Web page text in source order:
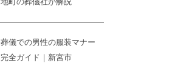
葬儀での男性の服装マナー
完全ガイド｜新宮市